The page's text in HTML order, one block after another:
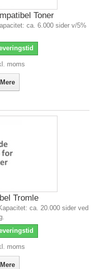
Toner
ca. 6.000 sider v/5%
moms
Mere
Tromle
ca. 20.000 sider ved
moms
Mere